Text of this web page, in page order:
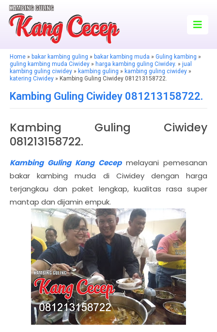
Home » bakar kambing guling » bakar kambing muda » Guling kambing »
guling kambing muda Ciwidey » harga kambing guling Ciwidey. » jual
kambing guling ciwidey » kambing guling » kambing guling ciwidey »
katering Ciwidey » Kambing Guling Ciwidey 081213158722.
Kambing Guling Ciwidey 081213158722.
Kambing Guling Ciwidey
081213158722.
Kambing Guling Kang Cecepmelayani pemesanan
bakar kambing muda di Ciwidey dengan harga
terjangkau dan paket lengkap, kualitas rasa super
mantap dan dijamin empuk.